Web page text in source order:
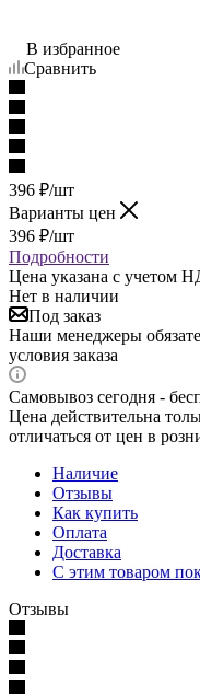
В избранное
Сравнить
396 ₽/шт
Варианты цен
396 ₽/шт
Подробности
Цена указана с учетом
Нет в наличии
Под заказ
Наши менеджеры
условия заказа
Самовывоз сегодня -
Цена действительна
отличаться от цен в
Наличие
Отзывы
Как купить
Оплата
Доставка
С этим товаром
Отзывы